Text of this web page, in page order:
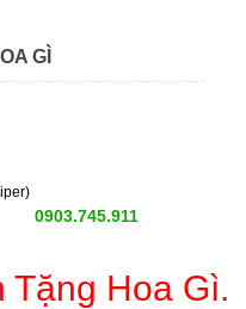
GÌ
0903.745.911
Tặng Hoa Gì.